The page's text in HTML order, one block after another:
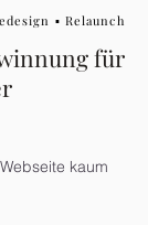
▪ Relaunch
für
kaum